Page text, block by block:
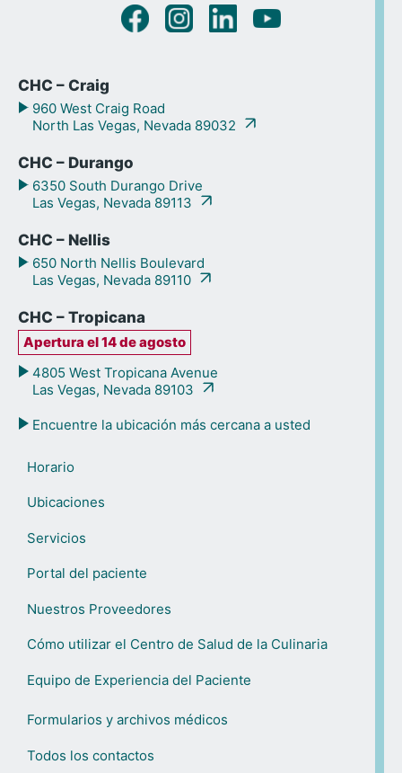
CHC – Craig
960 West Craig Road
North Las Vegas, Nevada 89032
CHC – Durango
6350 South Durango Drive
Las Vegas, Nevada 89113
CHC – Nellis
650 North Nellis Boulevard
Las Vegas, Nevada 89110
CHC – Tropicana
Apertura el 14 de agosto
4805 West Tropicana Avenue
Las Vegas, Nevada 89103
Encuentre la ubicación más cercana a usted
Horario
Ubicaciones
Servicios
Portal del paciente
Nuestros Proveedores
Cómo utilizar el Centro de Salud de la Culinaria
Equipo de Experiencia del Paciente
Formularios y archivos médicos
Todos los contactos